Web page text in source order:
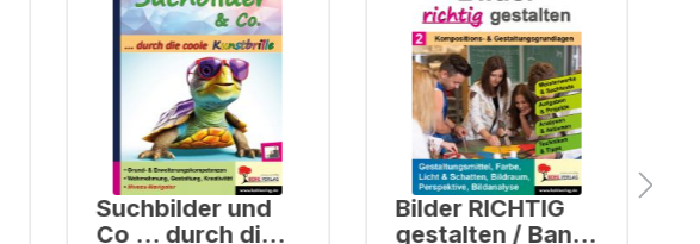
Suchbilder und
Co ... durch die
Bilder RICHTIG
gestalten / Band